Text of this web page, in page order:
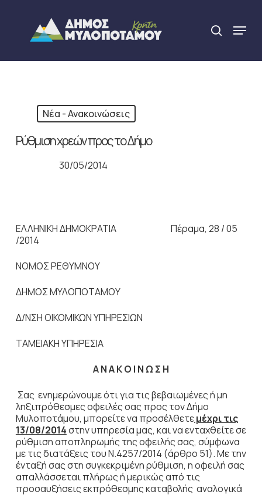
content
search
Menu
Νέα - Ανακοινώσεις
Ρύθμιση χρεών προς το Δήμο
30/05/2014
ΕΛΛΗΝΙΚΗ ΔΗΜΟΚΡΑΤΙΑ Πέραμα, 28 / 05
/2014
ΝΟΜΟΣ ΡΕΘΥΜΝΟΥ
ΔΗΜΟΣ ΜΥΛΟΠΟΤΑΜΟΥ
Δ/ΝΣΗ ΟΙΚΟΜΙΚΩΝ ΥΠΗΡΕΣΙΩΝ
ΤΑΜΕΙΑΚΗ ΥΠΗΡΕΣΙΑ
Α Ν Α Κ Ο Ι Ν Ω Σ Η
Σας ενημερώνουμε ότι για τις βεβαιωμένες ή μη
ληξιπρόθεσμες οφειλές σας προς τον Δήμο
Μυλοποτάμου, μπορείτε να προσέλθετεμέχρι τις
13/08/2014στην υπηρεσία μας, και να ενταχθείτε σε
ρύθμιση αποπληρωμής της οφειλής σας, σύμφωνα
με τις διατάξεις του Ν.4257/2014 (άρθρο 51). Με την
ένταξή σας στη συγκεκριμένη ρύθμιση, η οφειλή σας
απαλλάσσεται πλήρως ή μερικώς από τις
προσαυξήσεις εκπρόθεσμης καταβολής αναλογικά
Close